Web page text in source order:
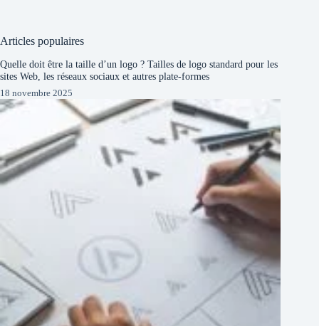
Articles populaires
Quelle doit être la taille d’un logo ? Tailles de logo standard pour les
sites Web, les réseaux sociaux et autres plate-formes
18 novembre 2025